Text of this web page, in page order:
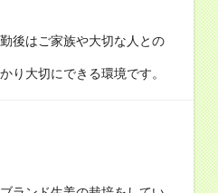
後はご家族や大切な人との
り大切にできる環境です。